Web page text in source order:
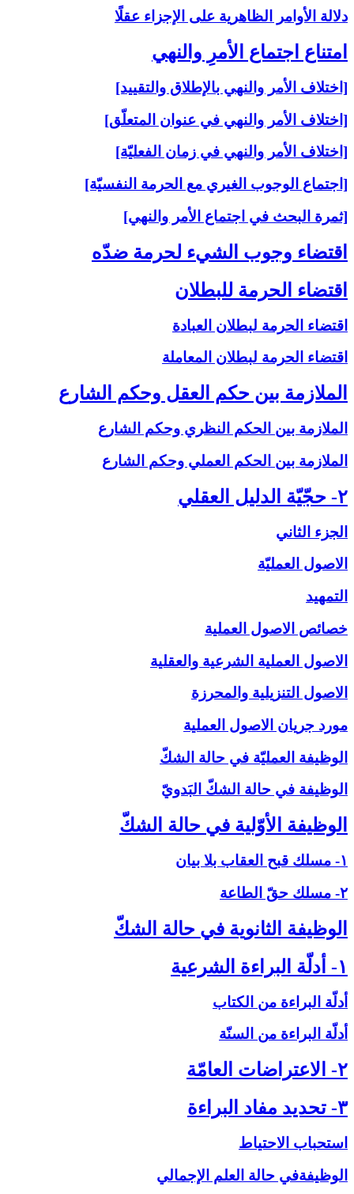
دلالة الأوامر الظاهرية على الإجزاء عقلًا
امتناع اجتماع الأمرِ والنهي‏
[اختلاف الأمر والنهي بالإطلاق والتقييد]
[اختلاف الأمر والنهي في عنوان المتعلّق]
[اختلاف الأمر والنهي في زمان الفعليّة]
[اجتماع الوجوب الغيري مع الحرمة النفسيّة]
[ثمرة البحث في اجتماع الأمر والنهي]
اقتضاء وجوب الشي‏ء لحرمة ضدّه‏
اقتضاء الحرمة للبطلان‏
اقتضاء الحرمة لبطلان العبادة
اقتضاء الحرمة لبطلان المعاملة
الملازمة بين حكم العقل وحكم الشارع‏
الملازمة بين الحكم النظري وحكم الشارع
الملازمة بين الحكم العملي وحكم الشارع
۲- حجّيّة الدليل العقلي‏
الجزء الثاني
الاصول العمليّة
التمهيد
خصائص الاصول العملية
الاصول العملية الشرعية والعقلية
الاصول التنزيلية والمحرزة
مورد جريان الاصول العملية
الوظيفة العمليّة في حالة الشكّ‏
الوظيفة في حالة الشكّ البَدويّ
الوظيفة الأوّلية في حالة الشكّ‏
۱- مسلك قبح العقاب بلا بيان
۲- مسلك حقّ الطاعة
الوظيفة الثانوية في حالة الشكّ‏
۱- أدلّة البراءة الشرعية
أدلّة البراءة من الكتاب
أدلّة البراءة من السنّة
۲- الاعتراضات العامّة
۳- تحديد مفاد البراءة
استحباب الاحتياط
الوظيفةفي حالة العلم الإجمالي‏